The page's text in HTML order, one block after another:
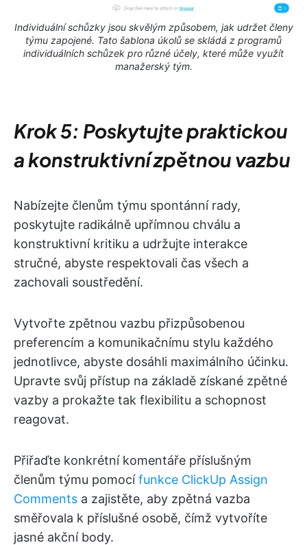
Individuální schůzky jsou skvělým způsobem, jak udržet členy
týmu zapojené. Tato šablona úkolů se skládá z programů
individuálních schůzek pro různé účely, které může využít
manažerský tým.
Krok 5: Poskytujte praktickou
a konstruktivní zpětnou vazbu
Nabízejte členům týmu spontánní rady,
poskytujte radikálně upřímnou chválu a
konstruktivní kritiku a udržujte interakce
stručné, abyste respektovali čas všech a
zachovali soustředění.
Vytvořte zpětnou vazbu přizpůsobenou
preferencím a komunikačnímu stylu každého
jednotlivce, abyste dosáhli maximálního účinku.
Upravte svůj přístup na základě získané zpětné
vazby a prokažte tak flexibilitu a schopnost
reagovat.
Přiřaďte konkrétní komentáře příslušným
členům týmu pomocífunkce ClickUp Assign
Comments a zajistěte, aby zpětná vazba
směřovala k příslušné osobě, čímž vytvoříte
jasné akční body.